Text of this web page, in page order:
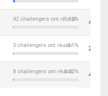
1.12%
42 challengers ont réussi 4
0.1%
3 challengers ont réussi 2
0.22%
8 challengers ont réussi 4